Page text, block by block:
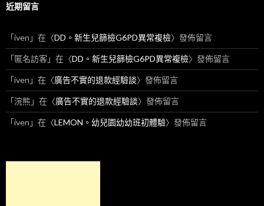
近期留言
「iven 」在〈DD。新生兒篩檢G6PD異常複檢〉發佈留言
「匿名訪客」在〈DD。新生兒篩檢G6PD異常複檢〉發佈留言
「iven 」在〈廣告不實的退款經驗談〉發佈留言
「浣熊 」在〈廣告不實的退款經驗談〉發佈留言
「iven 」在〈LEMON。幼兒園幼幼班初體驗〉發佈留言